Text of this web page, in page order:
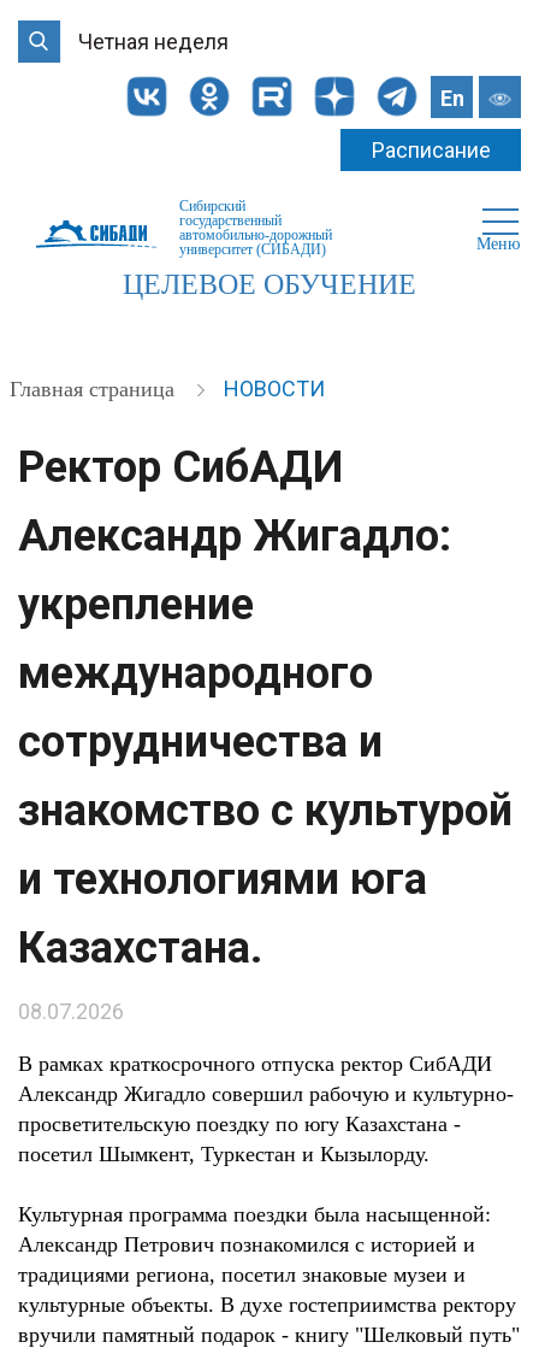
Четная неделя
En
Расписание
Сибирский
государственный
автомобильно-дорожный
университет (СИБАДИ)
Меню
ЦЕЛЕВОЕ ОБУЧЕНИЕ
Главная страница НОВОСТИ
Ректор СибАДИ
Александр Жигадло:
укрепление
международного
сотрудничества и
знакомство с культурой
и технологиями юга
Казахстана.
08.07.2026
В рамках краткосрочного отпуска ректор СибАДИ
Александр Жигадло совершил рабочую и культурно-
просветительскую поездку по югу Казахстана -
посетил Шымкент, Туркестан и Кызылорду.
Культурная программа поездки была насыщенной:
Александр Петрович познакомился с историей и
традициями региона, посетил знаковые музеи и
культурные объекты. В духе гостеприимства ректору
вручили памятный подарок - книгу "Шелковый путь"